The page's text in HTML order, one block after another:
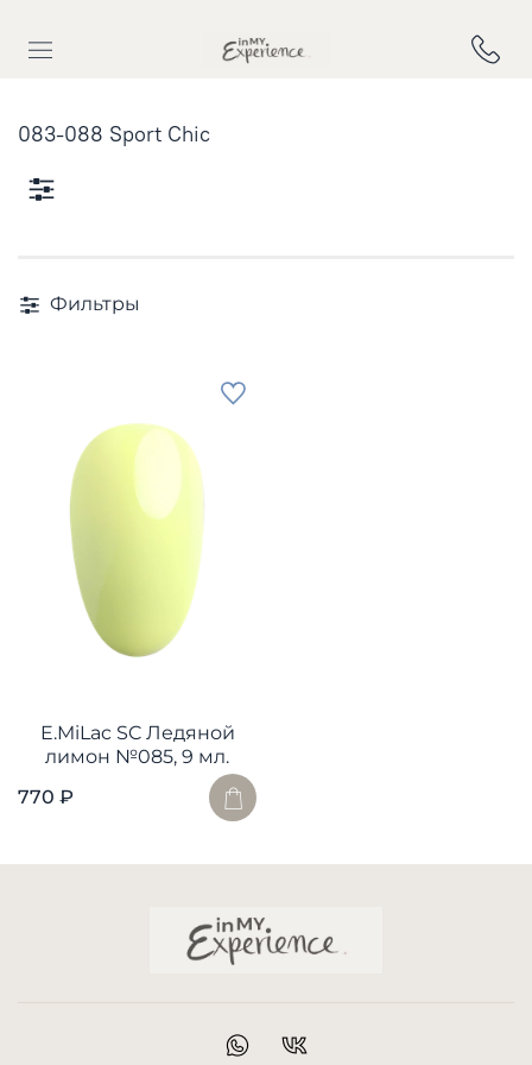
083-088 Sport Chic
Фильтры
E.MiLac SC Ледяной
лимон №085, 9 мл.
770 ₽